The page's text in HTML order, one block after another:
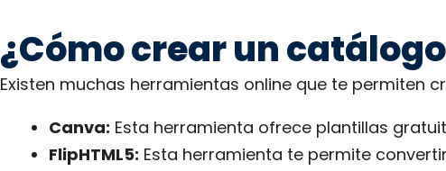
¿Cómo crear un
Existen muchas herramientas online que te permiten
Canva: Esta herramienta ofrece plantillas
FlipHTML5: Esta herramienta te permite